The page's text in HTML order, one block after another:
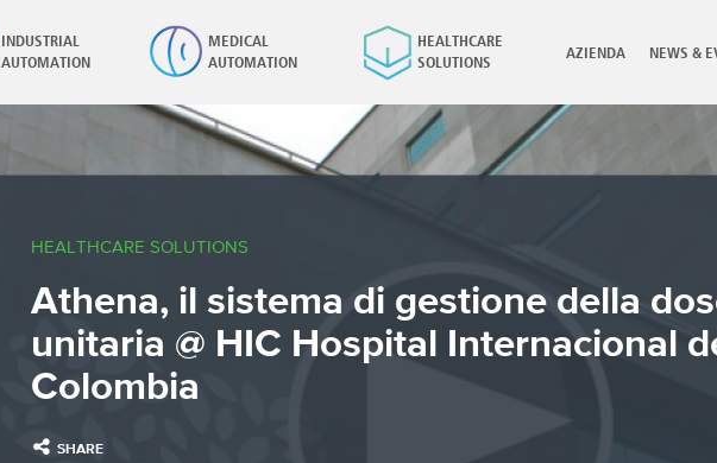
INDUSTRIAL
AUTOMATION
MEDICAL
AUTOMATION
HEALTHCARE
SOLUTIONS
AZIENDA NEWS &
×
HEALTHCARE SOLUTIONS
Athena, il sistema di gestione della
unitaria @ HIC Hospital Internacional
Colombia
SHARE